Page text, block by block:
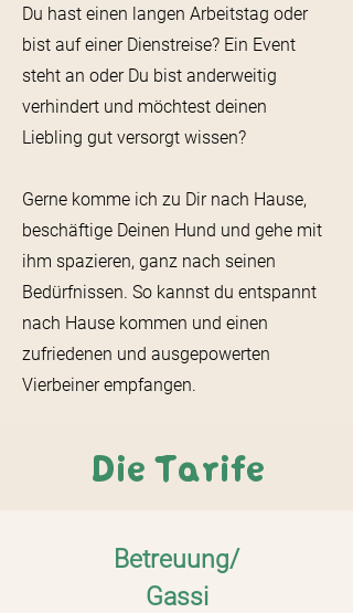
Du hast einen langen Arbeitstag oder
bist auf einer Dienstreise? Ein Event
steht an oder Du bist anderweitig
verhindert und möchtest deinen
Liebling gut versorgt wissen? ​
Gerne komme ich zu Dir nach Hause,
beschäftige Deinen Hund und gehe mit
ihm spazieren, ganz nach seinen
Bedürfnissen. So kannst du entspannt
nach Hause kommen und einen
zufriedenen und ausgepowerten
Vierbeiner empfangen.
Die Tarife
Betreuung/
Gassi